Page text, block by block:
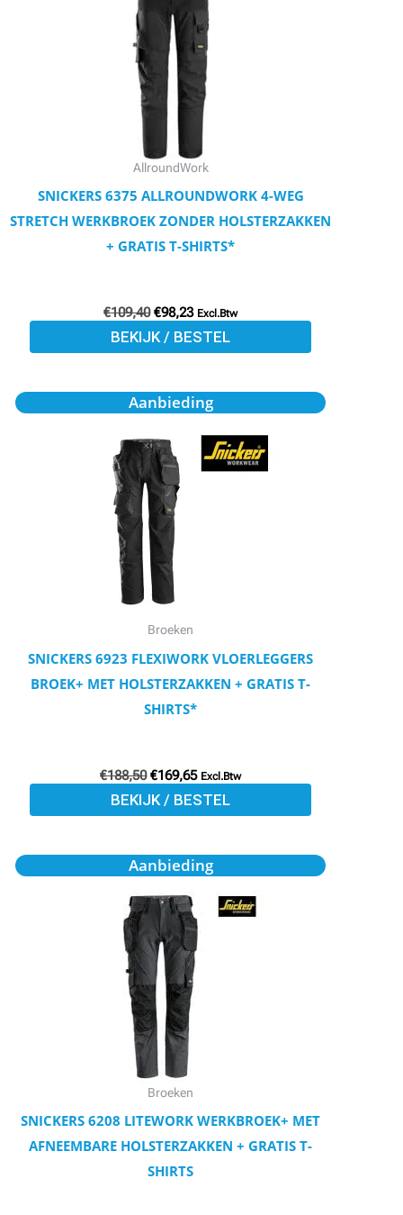
AllroundWork
SNICKERS 6375 ALLROUNDWORK 4-WEG
STRETCH WERKBROEK ZONDER HOLSTERZAKKEN
+ GRATIS T-SHIRTS*
€109,40 €98,23 Excl.Btw
BEKIJK / BESTEL
meerdere
variaties.
Deze
optie
gekozen
worden
op
de
productpagina
Aanbieding
Broeken
SNICKERS 6923 FLEXIWORK VLOERLEGGERS
BROEK+ MET HOLSTERZAKKEN + GRATIS T-
SHIRTS*
€188,50
Oorspronkelijke
prijs
€188,50.
€169,65
Huidige
prijs
€169,65.
Excl.Btw
BEKIJK / BESTEL
Dit
heeft
meerdere
variaties.
Deze
optie
kan
gekozen
worden
op
de
productpagina
Aanbieding
Broeken
SNICKERS 6208 LITEWORK WERKBROEK+ MET
AFNEEMBARE HOLSTERZAKKEN + GRATIS T-
SHIRTS
Oorspronkelijke
prijs
€168,25.
Huidige
prijs
€151,25.
Dit
heeft
meerdere
variaties.
Deze
optie
kan
gekozen
worden
op
de
productpagina